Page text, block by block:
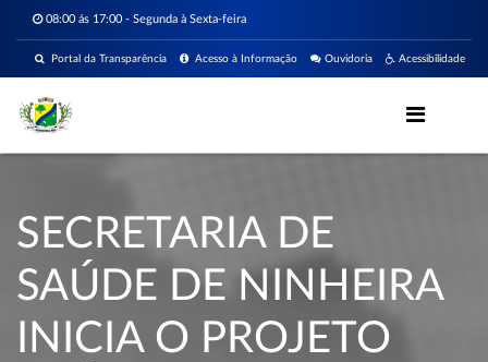
08:00 ás 17:00 - Segunda à Sexta-feira
Acessibilidade
Ouvidoria
Acesso à Informação
Portal da Transparência
SECRETARIA DE
SAÚDE DE NINHEIRA
INICIA O PROJETO